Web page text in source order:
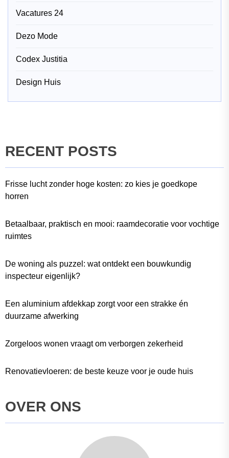
Vacatures 24
Dezo Mode
Codex Justitia
Design Huis
RECENT POSTS
Frisse lucht zonder hoge kosten: zo kies je goedkope
horren
Betaalbaar, praktisch en mooi: raamdecoratie voor vochtige
ruimtes
De woning als puzzel: wat ontdekt een bouwkundig
inspecteur eigenlijk?
Een aluminium afdekkap zorgt voor een strakke én
duurzame afwerking
Zorgeloos wonen vraagt om verborgen zekerheid
Renovatievloeren: de beste keuze voor je oude huis
OVER ONS